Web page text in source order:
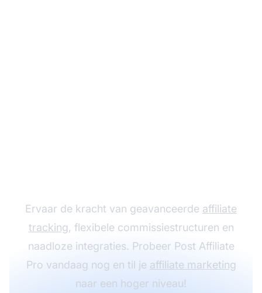
Ervaar de kracht van geavanceerde affiliate
tracking, flexibele commissiestructuren en
naadloze integraties. Probeer Post Affiliate
Pro vandaag nog en til je affiliate marketing
naar een hoger niveau!